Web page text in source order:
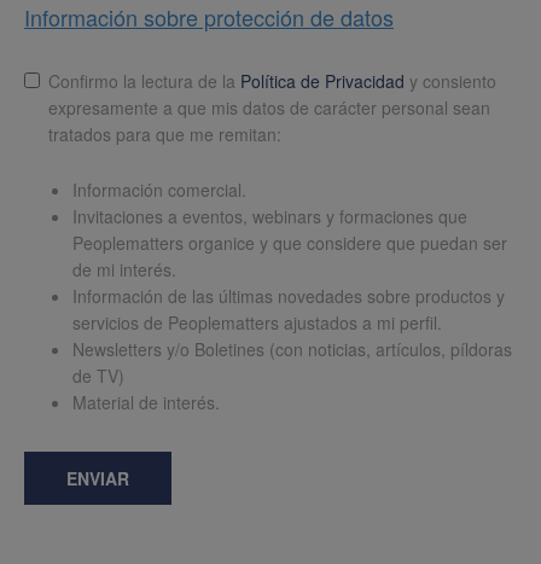
Información sobre protección de datos
LopdConfirmo la lectura de la Política de Privacidad y consiento
expresamente a que mis datos de carácter personal sean
tratados para que me remitan:
Información comercial.
Invitaciones a eventos, webinars y formaciones que
Peoplematters organice y que considere que puedan ser
de mi interés.
Información de las últimas novedades sobre productos y
servicios de Peoplematters ajustados a mi perfil.
Newsletters y/o Boletines (con noticias, artículos, píldoras
de TV)
Material de interés.
ENVIAR